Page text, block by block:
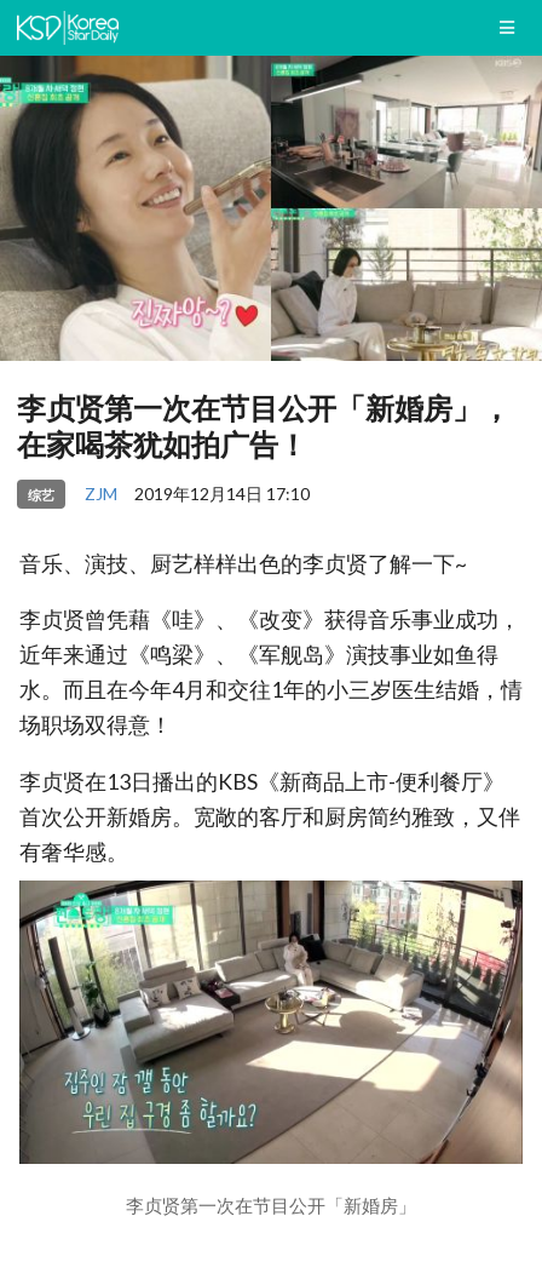
李贞贤第一次在节目公开「新婚房」，
在家喝茶犹如拍广告！
综艺 ZJM 2019年12月14日 17:10
音乐、演技、厨艺样样出色的李贞贤了解一下~
李贞贤曾凭藉《哇》、《改变》获得音乐事业成功，
近年来通过《鸣梁》、《军舰岛》演技事业如鱼得
水。而且在今年4月和交往1年的小三岁医生结婚，情
场职场双得意！
李贞贤在13日播出的KBS《新商品上市-便利餐厅》
首次公开新婚房。宽敞的客厅和厨房简约雅致，又伴
有奢华感。
李贞贤第一次在节目公开「新婚房」